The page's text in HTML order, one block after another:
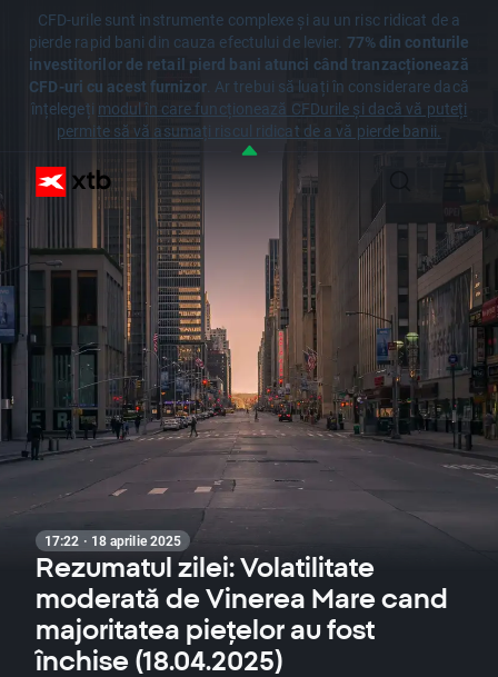
CFD-urile sunt instrumente complexe și au un risc ridicat de a
pierde rapid bani din cauza efectului de levier. 77% din conturile
investitorilor de retail pierd bani atunci când tranzacționează
CFD-uri cu acest furnizor. Ar trebui să luați în considerare dacă
înțelegeți modul în care funcționează CFDurile și dacă vă puteți
permite să vă asumați riscul ridicat de a vă pierde banii.
17:22 · 18 aprilie 2025
Rezumatul zilei: Volatilitate
moderată de Vinerea Mare cand
majoritatea piețelor au fost
închise (18.04.2025)